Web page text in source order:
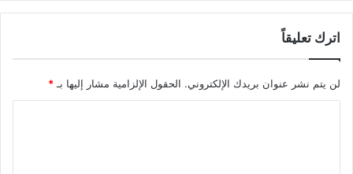
اترك تعليقاً
لن يتم نشر عنوان بريدك الإلكتروني. الحقول الإلزامية مشار إليها بـ *